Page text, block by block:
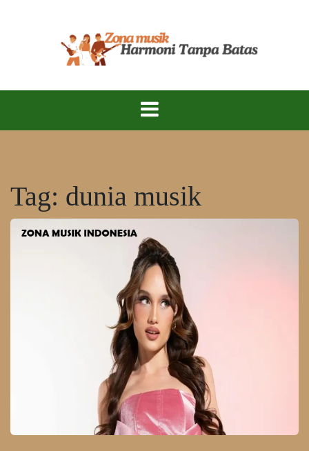
Zona Musik
Indonesia
Merayakan Keindahan Musik Tanah Air!
Tag: dunia musik